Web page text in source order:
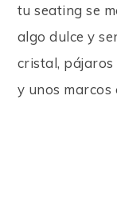
tu seating se
algo dulce y
cristal, pájaros
y unos marcos